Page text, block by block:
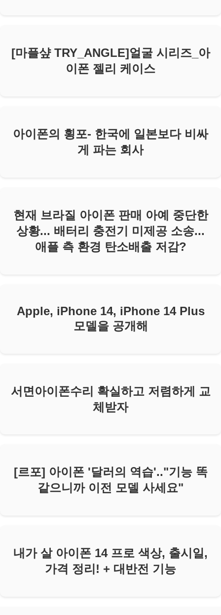
[마플샾 TRY_ANGLE]얼굴 시리즈_아
이폰 젤리 케이스
아이폰의 횡포- 한국에 일본보다 비싸
게 파는 회사
현재 브라질 아이폰 판매 아예 중단한
상황... 배터리 충전기 미제공 소송...
애플 측 환경 탄소배출 저감?
Apple, iPhone 14, iPhone 14 Plus
모델을 공개해
서면아이폰수리 확실하고 저렴하게 교
체받자
[르포] 아이폰 '달러의 역습'.."기능 똑
같으니까 이전 모델 사세요"
내가 살 아이폰 14 프로 색상, 출시일,
가격 정리! + 대반전 기능